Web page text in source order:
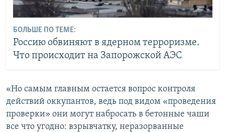
БОЛЬШЕ ПО ТЕМЕ:
Россию обвиняют в ядерном терроризме.
Что происходит на Запорожской АЭС
«Но самым главным остается вопрос контроля
действий оккупантов, ведь под видом «проведения
проверки» они могут набросать в бетонные чаши
все что угодно: взрывчатку, неразорванные